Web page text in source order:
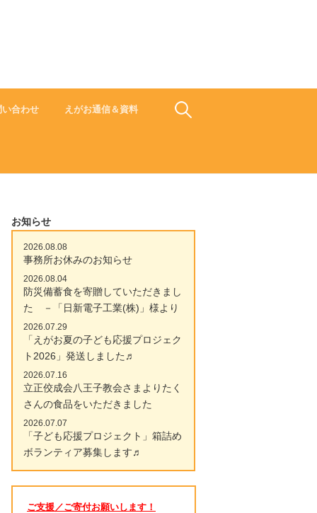
い合わせ えがお通信＆資料 検
お知らせ
2026.08.08
事務所お休みのお知らせ
2026.08.04
防災備蓄食を寄贈していただきまし
た －「日新電子工業(株)」様より
2026.07.29
「えがお夏の子ども応援プロジェク
ト2026」発送しました♬
2026.07.16
立正佼成会八王子教会さまよりたく
さんの食品をいただきました
2026.07.07
「子ども応援プロジェクト」箱詰め
ボランティア募集します♬
ご支援／ご寄付お願いします！